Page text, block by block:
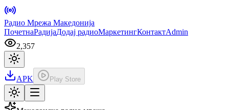
Радио Мрежа Македонија
ПочетнаРадијаДодај радиоМаркетингКонтактAdmin
2,357
APK Play Store